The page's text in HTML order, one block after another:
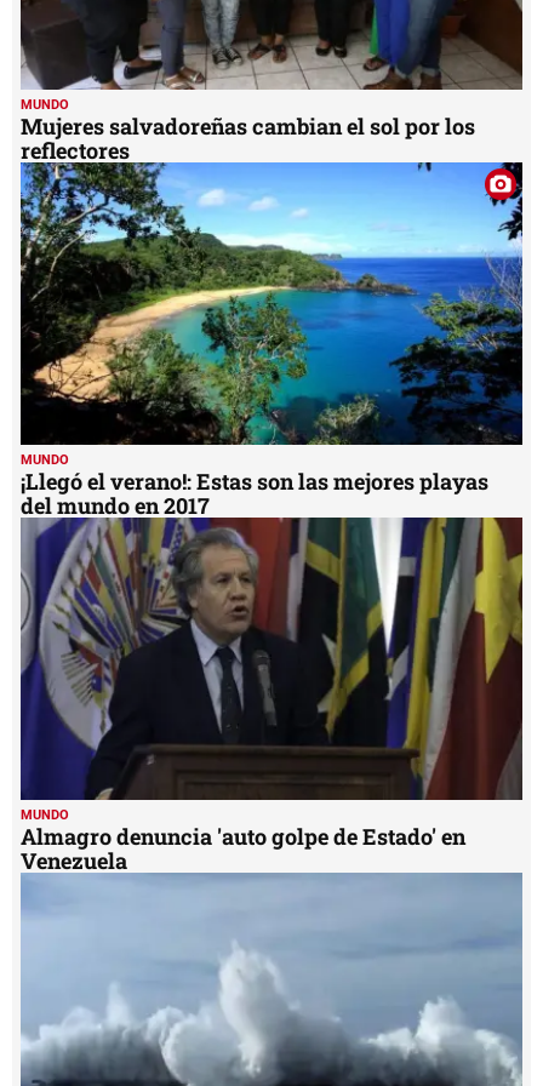
MUNDO
Mujeres salvadoreñas cambian el sol por los
reflectores
MUNDO
¡Llegó el verano!: Estas son las mejores playas
del mundo en 2017
MUNDO
Almagro denuncia 'auto golpe de Estado' en
Venezuela